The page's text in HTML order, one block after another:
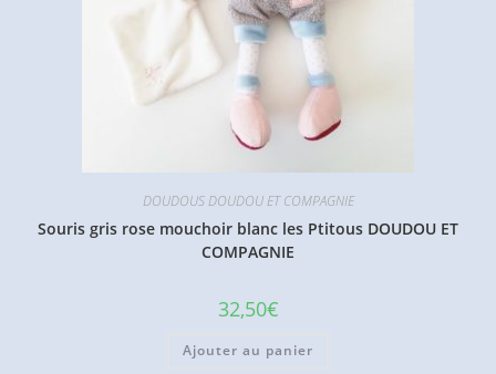
DOUDOUS DOUDOU ET COMPAGNIE
Souris gris rose mouchoir blanc les Ptitous DOUDOU ET
COMPAGNIE
32,50€
Ajouter au panier